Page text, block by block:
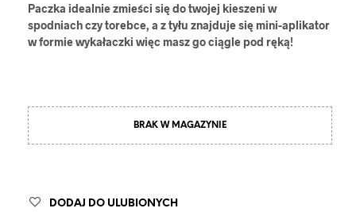
Paczka idealnie zmieści się do twojej kieszeni w
spodniach czy torebce, a z tyłu znajduje się mini-aplikator
w formie wykałaczki więc masz go ciągle pod ręką!
BRAK W MAGAZYNIE
DODAJ DO ULUBIONYCH